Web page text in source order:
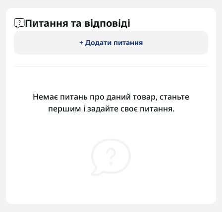
Питання та відповіді
+ Додати питання
Немає питань про даний товар, станьте
першим і задайте своє питання.